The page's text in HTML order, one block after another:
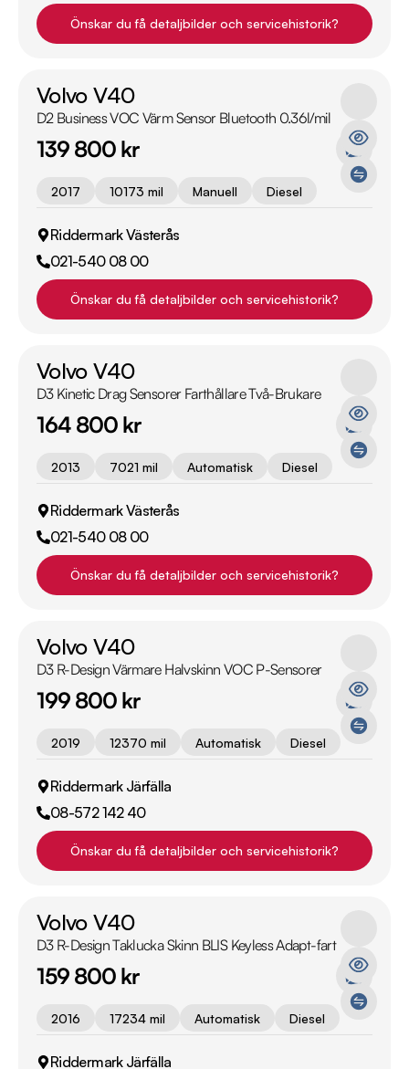
Önskar du få detaljbilder och servicehistorik?
Volvo V40
D2 Business VOC Värm Sensor Bluetooth 0.36l/mil
139 800 kr
2017 10173 mil Manuell Diesel
Riddermark Västerås
021-540 08 00
Önskar du få detaljbilder och servicehistorik?
Volvo V40
D3 Kinetic Drag Sensorer Farthållare Två-Brukare
164 800 kr
2013 7021 mil Automatisk Diesel
Riddermark Västerås
021-540 08 00
Önskar du få detaljbilder och servicehistorik?
Volvo V40
D3 R-Design Värmare Halvskinn VOC P-Sensorer
199 800 kr
2019 12370 mil Automatisk Diesel
Riddermark Järfälla
08-572 142 40
Önskar du få detaljbilder och servicehistorik?
Volvo V40
D3 R-Design Taklucka Skinn BLIS Keyless Adapt-fart
159 800 kr
2016 17234 mil Automatisk Diesel
Riddermark Järfälla